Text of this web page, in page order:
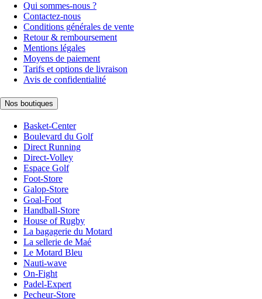
Qui sommes-nous ?
Contactez-nous
Conditions générales de vente
Retour & remboursement
Mentions légales
Moyens de paiement
Tarifs et options de livraison
Avis de confidentialité
Nos boutiques
Basket-Center
Boulevard du Golf
Direct Running
Direct-Volley
Espace Golf
Foot-Store
Galop-Store
Goal-Foot
Handball-Store
House of Rugby
La bagagerie du Motard
La sellerie de Maé
Le Motard Bleu
Nauti-wave
On-Fight
Padel-Expert
Pecheur-Store